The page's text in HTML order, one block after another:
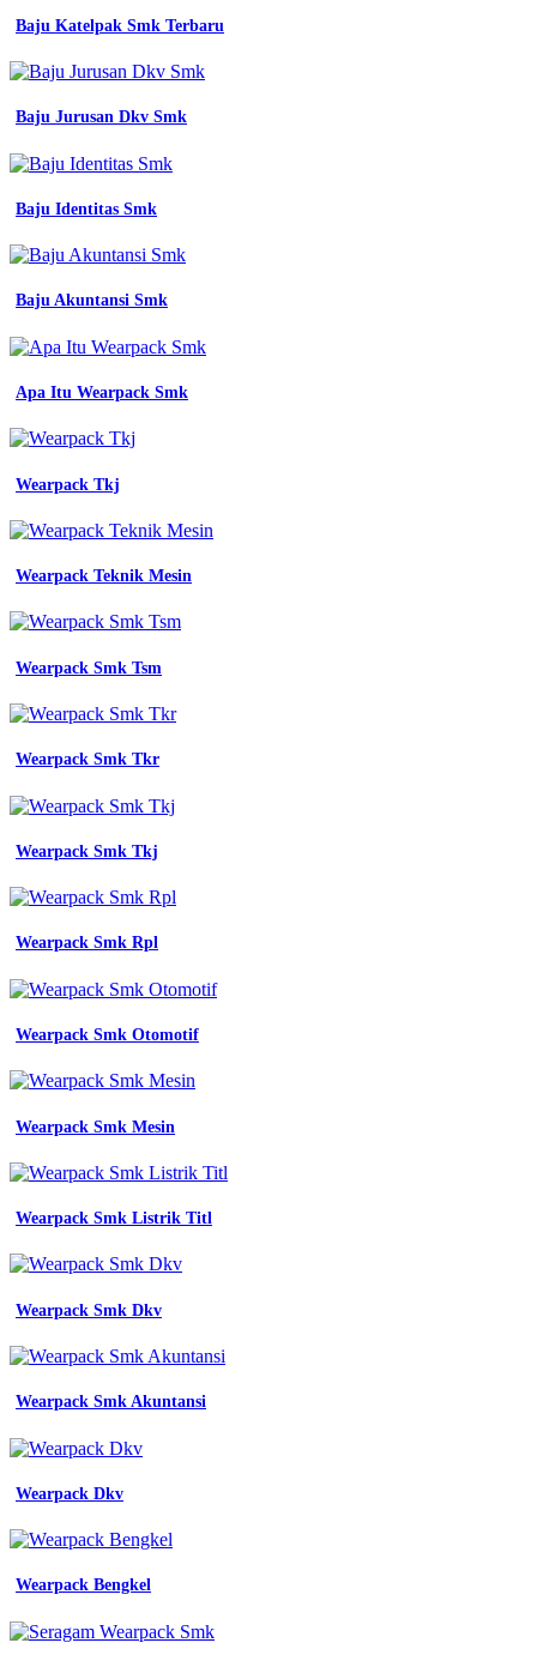
Baju Katelpak Smk Terbaru
Baju Jurusan Dkv Smk
Baju Identitas Smk
Baju Akuntansi Smk
Apa Itu Wearpack Smk
Wearpack Tkj
Wearpack Teknik Mesin
Wearpack Smk Tsm
Wearpack Smk Tkr
Wearpack Smk Tkj
Wearpack Smk Rpl
Wearpack Smk Otomotif
Wearpack Smk Mesin
Wearpack Smk Listrik Titl
Wearpack Smk Dkv
Wearpack Smk Akuntansi
Wearpack Dkv
Wearpack Bengkel